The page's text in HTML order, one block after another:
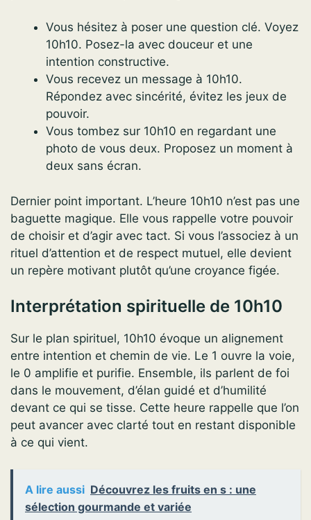
Vous hésitez à poser une question clé. Voyez
10h10. Posez-la avec douceur et une
intention constructive.
Vous recevez un message à 10h10.
Répondez avec sincérité, évitez les jeux de
pouvoir.
Vous tombez sur 10h10 en regardant une
photo de vous deux. Proposez un moment à
deux sans écran.
Dernier point important. L’heure 10h10 n’est pas une
baguette magique. Elle vous rappelle votre pouvoir
de choisir et d’agir avec tact. Si vous l’associez à un
rituel d’attention et de respect mutuel, elle devient
un repère motivant plutôt qu’une croyance figée.
Interprétation spirituelle de 10h10
Sur le plan spirituel, 10h10 évoque un alignement
entre intention et chemin de vie. Le 1 ouvre la voie,
le 0 amplifie et purifie. Ensemble, ils parlent de foi
dans le mouvement, d’élan guidé et d’humilité
devant ce qui se tisse. Cette heure rappelle que l’on
peut avancer avec clarté tout en restant disponible
à ce qui vient.
A lire aussi Découvrez les fruits en s : une
sélection gourmande et variée